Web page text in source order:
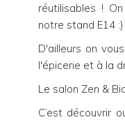
réutilisables !
notre stand E14 :)
D'ailleurs on
l'épicerie et à la
Le salon Zen &
C’est découvrir